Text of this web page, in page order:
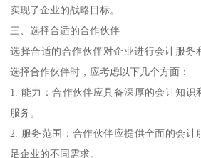
实现了企业的战略目标。
三、选择合适的合作伙伴
选择合适的合作伙伴对企业进行会计服务
选择合作伙伴时，应考虑以下几个方面：
1. 能力：合作伙伴应具备深厚的会计知识
服务。
2. 服务范围：合作伙伴应提供全面的会计
足企业的不同需求。